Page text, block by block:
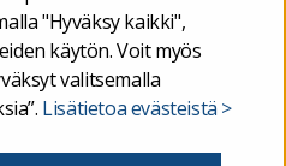
"Hyväksy kaikki",
käytön. Voit myös
valitsemalla
Lisätietoa evästeistä >